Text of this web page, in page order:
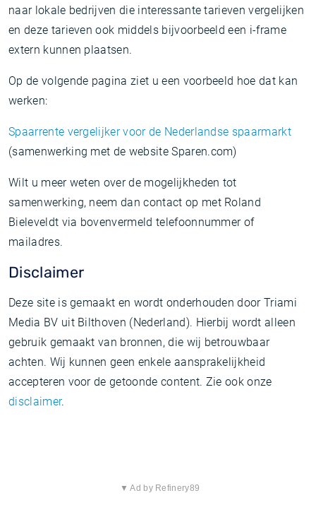
naar lokale bedrijven die interessante tarieven vergelijken
en deze tarieven ook middels bijvoorbeeld een i-frame
extern kunnen plaatsen.
Op de volgende pagina ziet u een voorbeeld hoe dat kan
werken:
Spaarrente vergelijker voor de Nederlandse spaarmarkt
(samenwerking met de website Sparen.com)
Wilt u meer weten over de mogelijkheden tot
samenwerking, neem dan contact op met Roland
Bieleveldt via bovenvermeld telefoonnummer of
mailadres.
Disclaimer
Deze site is gemaakt en wordt onderhouden door Triami
Media BV uit Bilthoven (Nederland). Hierbij wordt alleen
gebruik gemaakt van bronnen, die wij betrouwbaar
achten. Wij kunnen geen enkele aansprakelijkheid
accepteren voor de getoonde content. Zie ook onze
disclaimer.
▼ Ad by Refinery89